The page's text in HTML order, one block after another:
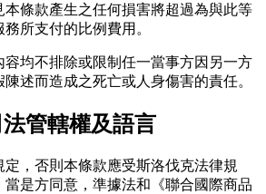
本條款產生之任何損害將超過為與此等
所支付的比例費用。
容均不排除或限制任一當事方因另一方
述而造成之死亡或人身傷害的責任。
管轄權及語言
定，否則本條款應受斯洛伐克法律規
當是方同意，準據法和《聯合國際商品